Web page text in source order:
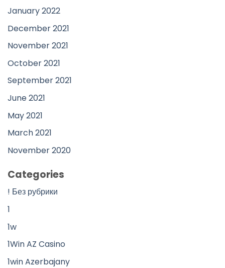
January 2022
December 2021
November 2021
October 2021
September 2021
June 2021
May 2021
March 2021
November 2020
Categories
! Без рубрики
1
1w
1Win AZ Casino
1win Azerbajany